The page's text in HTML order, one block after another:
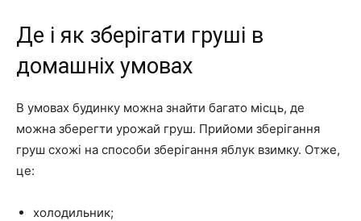
Де і як зберігати груші в
домашніх умовах
В умовах будинку можна знайти багато місць, де
можна зберегти урожай груш. Прийоми зберігання
груш схожі на способи зберігання яблук взимку. Отже,
це:
холодильник;